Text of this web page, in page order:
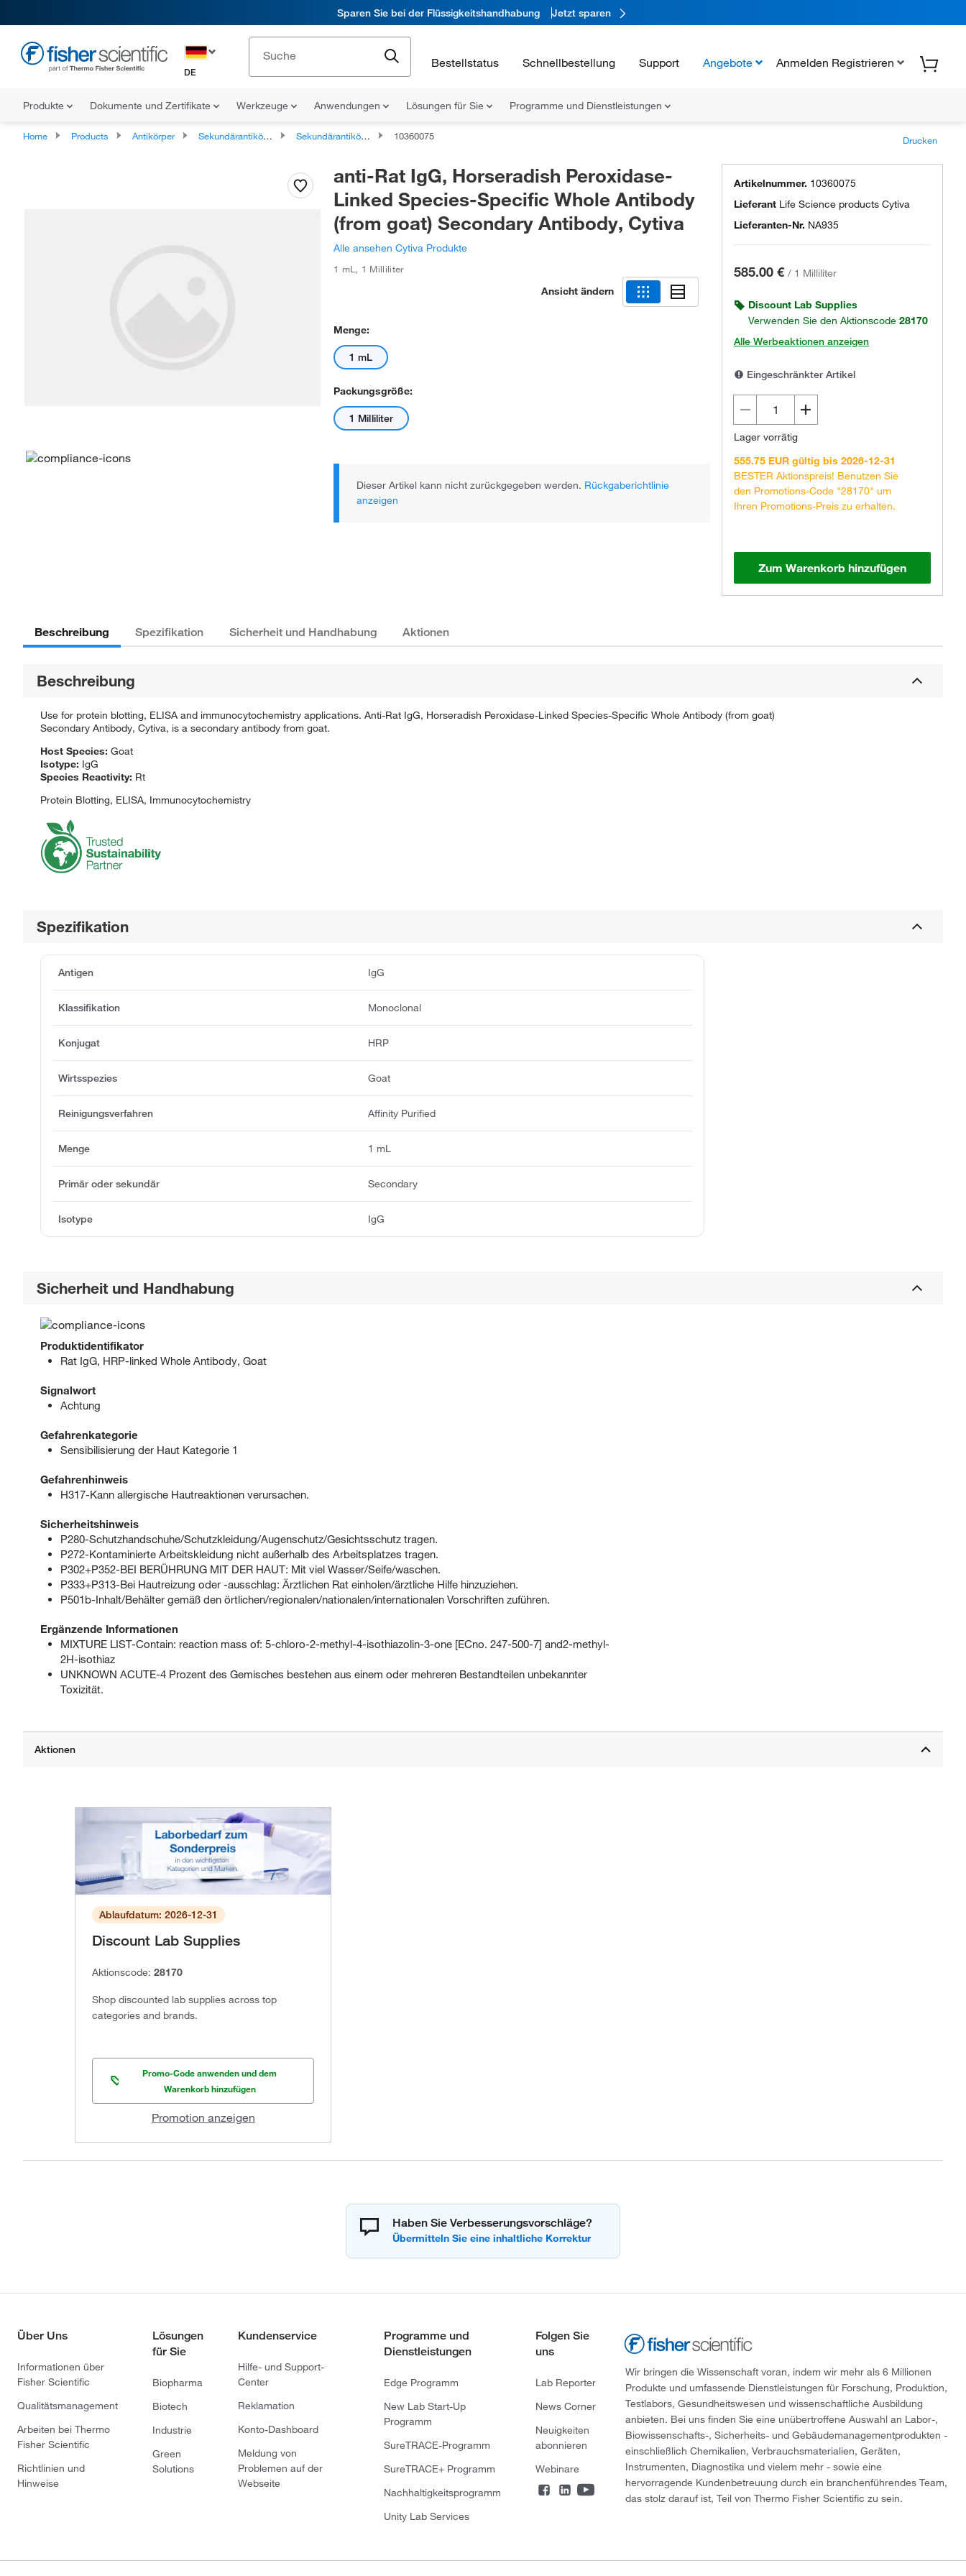
Sparen Sie bei der Flüssigkeitshandhabung Jetzt sparen
DE
Bestellstatus Schnellbestellung Support Angebote Anmelden Registrieren
Produkte Dokumente und Zertifikate Werkzeuge Anwendungen Lösungen für Sie Programme und Dienstleistungen
Home Products Antikörper Sekundärantikörper Sekundärantikörper: Ziege 10360075 Drucken
anti-Rat IgG, Horseradish Peroxidase-
Linked Species-Specific Whole Antibody
(from goat) Secondary Antibody, Cytiva
Alle ansehen Cytiva Produkte
1 mL , 1 Milliliter
Ansicht ändern
Menge:
1 mL
Packungsgröße:
1 Milliliter
Dieser Artikel kann nicht zurückgegeben werden. Rückgaberichtlinie
anzeigen
Artikelnummer. 10360075
Lieferant Life Science products Cytiva
Lieferanten-Nr. NA935
585.00 € / 1 Milliliter
Discount Lab Supplies
Verwenden Sie den Aktionscode 28170
Alle Werbeaktionen anzeigen
Eingeschränkter Artikel
Lager vorrätig
555.75 EUR gültig bis 2026-12-31
BESTER Aktionspreis! Benutzen Sie
den Promotions-Code "28170" um
Ihren Promotions-Preis zu erhalten.
Zum Warenkorb hinzufügen
Beschreibung Spezifikation Sicherheit und Handhabung Aktionen
Beschreibung
Use for protein blotting, ELISA and immunocytochemistry applications. Anti-Rat IgG, Horseradish Peroxidase-Linked Species-Specific Whole Antibody (from goat)
Secondary Antibody, Cytiva, is a secondary antibody from goat.
Host Species: Goat
Isotype: IgG
Species Reactivity: Rt
Protein Blotting, ELISA, Immunocytochemistry
Spezifikation
Antigen IgG
Klassifikation Monoclonal
Konjugat HRP
Wirtsspezies Goat
Reinigungsverfahren Affinity Purified
Menge 1 mL
Primär oder sekundär Secondary
Isotype IgG
Sicherheit und Handhabung
Produktidentifikator
Rat IgG, HRP-linked Whole Antibody, Goat
Signalwort
Achtung
Gefahrenkategorie
Sensibilisierung der Haut Kategorie 1
Gefahrenhinweis
H317-Kann allergische Hautreaktionen verursachen.
Sicherheitshinweis
P280-Schutzhandschuhe/Schutzkleidung/Augenschutz/Gesichtsschutz tragen.
P272-Kontaminierte Arbeitskleidung nicht außerhalb des Arbeitsplatzes tragen.
P302+P352-BEI BERÜHRUNG MIT DER HAUT: Mit viel Wasser/Seife/waschen.
P333+P313-Bei Hautreizung oder -ausschlag: Ärztlichen Rat einholen/ärztliche Hilfe hinzuziehen.
P501b-Inhalt/Behälter gemäß den örtlichen/regionalen/nationalen/internationalen Vorschriften zuführen.
Ergänzende Informationen
MIXTURE LIST-Contain: reaction mass of: 5-chloro-2-methyl-4-isothiazolin-3-one [ECno. 247-500-7] and2-methyl-
2H-isothiaz
UNKNOWN ACUTE-4 Prozent des Gemisches bestehen aus einem oder mehreren Bestandteilen unbekannter
Toxizität.
Ablaufdatum: 2026-12-31
Discount Lab Supplies
Aktionscode: 28170
Shop discounted lab supplies across top
categories and brands.
Promo-Code anwenden und dem
Warenkorb hinzufügen
Promotion anzeigen
Haben Sie Verbesserungsvorschläge?
Über Uns
Informationen über
Fisher Scientific
Qualitätsmanagement
Arbeiten bei Thermo
Fisher Scientific
Richtlinien und
Hinweise
Lösungen
für Sie
Biopharma
Biotech
Industrie
Green
Solutions
Kundenservice
Hilfe- und Support-
Center
Reklamation
Konto-Dashboard
Meldung von
Problemen auf der
Webseite
Programme und
Dienstleistungen
Edge Programm
New Lab Start-Up
Programm
SureTRACE-Programm
SureTRACE+ Programm
Nachhaltigkeitsprogramm
Unity Lab Services
Folgen Sie
uns
Lab Reporter
News Corner
Neuigkeiten
abonnieren
Webinare
Wir bringen die Wissenschaft voran, indem wir mehr als 6 Millionen
Produkte und umfassende Dienstleistungen für Forschung, Produktion,
Testlabors, Gesundheitswesen und wissenschaftliche Ausbildung
anbieten. Bei uns finden Sie eine unübertroffene Auswahl an Labor-,
Biowissenschafts-, Sicherheits- und Gebäudemanagementprodukten -
einschließlich Chemikalien, Verbrauchsmaterialien, Geräten,
Instrumenten, Diagnostika und vielem mehr - sowie eine
hervorragende Kundenbetreuung durch ein branchenführendes Team,
das stolz darauf ist, Teil von Thermo Fisher Scientific zu sein.